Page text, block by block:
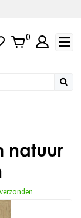
0
natuur